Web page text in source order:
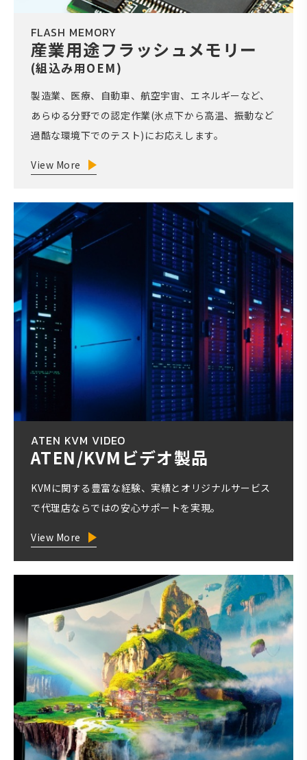
FLASH MEMORY
産業用途フラッシュメモリー
(組込み用OEM)
製造業、医療、自動車、航空宇宙、エネルギーなど、
あらゆる分野での認定作業(氷点下から高温、振動など
過酷な環境下でのテスト)にお応えします。
View More
ATEN KVM VIDEO
ATEN/KVMビデオ製品
KVMに関する豊富な経験、実績とオリジナルサービス
で代理店ならではの安心サポートを実現。
View More